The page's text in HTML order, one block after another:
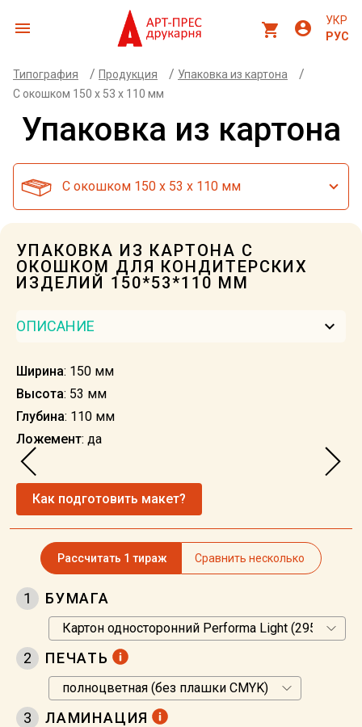
menu shopping_cart account_circle
УКР
РУС
Типография / Продукция / Упаковка из картона /
С окошком 150 x 53 x 110 мм
Упаковка из картона
С окошком 150 x 53 x 110 мм
УПАКОВКА ИЗ КАРТОНА С
ОКОШКОМ ДЛЯ КОНДИТЕРСКИХ
ИЗДЕЛИЙ 150*53*110 ММ
ОПИСАНИЕ keyboard_arrow_down
Ширина: 150 мм
Высота: 53 мм
Глубина: 110 мм
Ложемент: да
Как подготовить макет?
Рассчитать 1 тираж Сравнить несколько
1 БУМАГА
2 ПЕЧАТЬ
3 ЛАМИНАЦИЯ